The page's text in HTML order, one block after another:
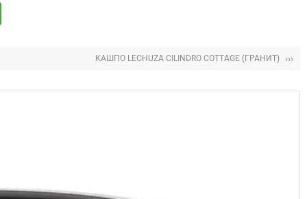
КАШПО LECHUZA CILINDRO COTTAGE (ГРАНИТ) ›››